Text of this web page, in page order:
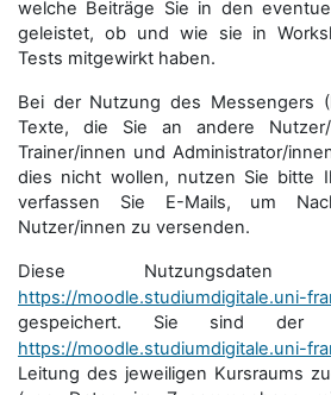
welche Beiträge Sie in den
geleistet, ob und wie sie in
Tests mitgewirkt haben.
Bei der Nutzung des Messengers
Texte, die Sie an andere
Trainer/innen und Administrator/
dies nicht wollen, nutzen Sie bitte
verfassen Sie E-Mails, um
Nutzer/innen zu versenden.
Diese
https://moodle.studiumdigitale.uni-
gespeichert. Sie sind der
https://moodle.studiumdigitale.uni-
Leitung des jeweiligen Kursraums